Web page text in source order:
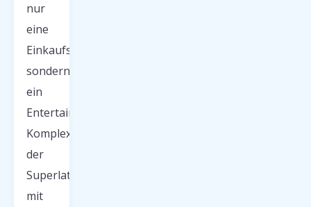
nur
eine
Einkaufsmeile,
sondern
ein
Entertainment-
Komplex
der
Superlative
mit